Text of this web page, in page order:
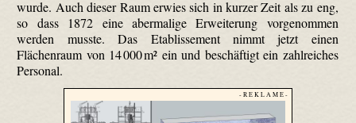
wurde. Auch dieser Raum erwies sich in kurzer Zeit als zu eng,
so dass 1872 eine abermalige Erweiterung vorgenommen
werden musste. Das Etablissement nimmt jetzt einen
Flächenraum von 14 000 m² ein und beschäftigt ein zahlreiches
Personal.
- R E K L A M E -